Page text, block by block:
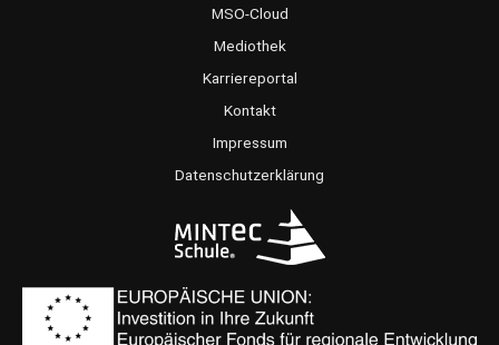
t
a
g
r
m
MSO-Cloud
Mediothek
Karriereportal
Kontakt
Impressum
Datenschutzerklärung